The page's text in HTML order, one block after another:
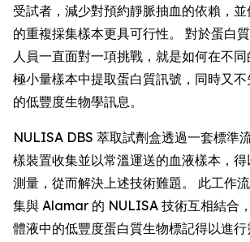
受試者，減少對預約靜脈抽血的依賴，
的重複採集樣本更具可行性。 對於蛋白
人員一直面對一項挑戰，就是如何在不
極小量樣本中提取蛋白質訊號，同時又
的低豐度生物學訊息。
NULISA DBS 萃取試劑盒透過一套標準
樣裝置收集並以常溫運送的血液樣本，
測量，從而解決上述技術難題。 此工作
集與 Alamar 的 NULISA 技術互相結合
體液中的低豐度蛋白質生物標記得以進